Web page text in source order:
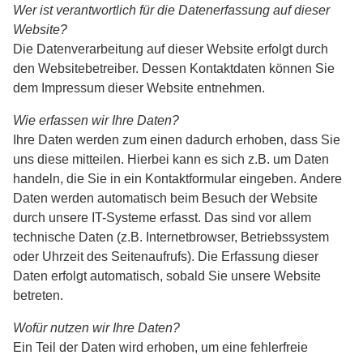
Wer ist verantwortlich für die Datenerfassung auf dieser
Website?
Die Datenverarbeitung auf dieser Website erfolgt durch
den Websitebetreiber. Dessen Kontaktdaten können Sie
dem Impressum dieser Website entnehmen.
Wie erfassen wir Ihre Daten?
Ihre Daten werden zum einen dadurch erhoben, dass Sie
uns diese mitteilen. Hierbei kann es sich z.B. um Daten
handeln, die Sie in ein Kontaktformular eingeben. Andere
Daten werden automatisch beim Besuch der Website
durch unsere IT-Systeme erfasst. Das sind vor allem
technische Daten (z.B. Internetbrowser, Betriebssystem
oder Uhrzeit des Seitenaufrufs). Die Erfassung dieser
Daten erfolgt automatisch, sobald Sie unsere Website
betreten.
Wofür nutzen wir Ihre Daten?
Ein Teil der Daten wird erhoben, um eine fehlerfreie